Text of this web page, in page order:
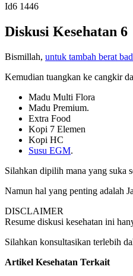
Id6 1446
Diskusi Kesehatan 6
Bismillah, untuk tambah berat
Kemudian tuangkan ke cangkir
Madu Multi Flora
Madu Premium.
Extra Food
Kopi 7 Elemen
Kopi HC
Susu EGM.
Silahkan dipilih mana yang suka
Namun hal yang penting adalah
DISCLAIMER
Resume diskusi kesehatan ini
Silahkan konsultasikan terlebih
Artikel Kesehatan Terkait